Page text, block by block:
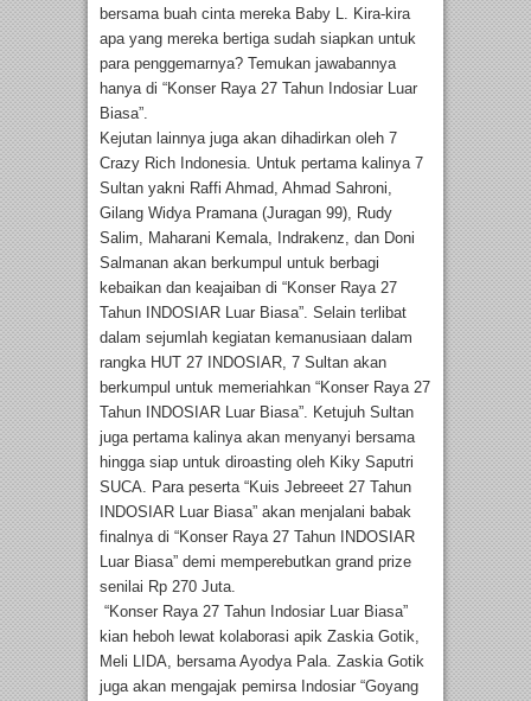
bersama buah cinta mereka Baby L. Kira-kira
apa yang mereka bertiga sudah siapkan untuk
para penggemarnya? Temukan jawabannya
hanya di “Konser Raya 27 Tahun Indosiar Luar
Biasa”.
Kejutan lainnya juga akan dihadirkan oleh 7
Crazy Rich Indonesia. Untuk pertama kalinya 7
Sultan yakni Raffi Ahmad, Ahmad Sahroni,
Gilang Widya Pramana (Juragan 99), Rudy
Salim, Maharani Kemala, Indrakenz, dan Doni
Salmanan akan berkumpul untuk berbagi
kebaikan dan keajaiban di “Konser Raya 27
Tahun INDOSIAR Luar Biasa”. Selain terlibat
dalam sejumlah kegiatan kemanusiaan dalam
rangka HUT 27 INDOSIAR, 7 Sultan akan
berkumpul untuk memeriahkan “Konser Raya 27
Tahun INDOSIAR Luar Biasa”. Ketujuh Sultan
juga pertama kalinya akan menyanyi bersama
hingga siap untuk diroasting oleh Kiky Saputri
SUCA. Para peserta “Kuis Jebreeet 27 Tahun
INDOSIAR Luar Biasa” akan menjalani babak
finalnya di “Konser Raya 27 Tahun INDOSIAR
Luar Biasa” demi memperebutkan grand prize
senilai Rp 270 Juta.
“Konser Raya 27 Tahun Indosiar Luar Biasa”
kian heboh lewat kolaborasi apik Zaskia Gotik,
Meli LIDA, bersama Ayodya Pala. Zaskia Gotik
juga akan mengajak pemirsa Indosiar “Goyang